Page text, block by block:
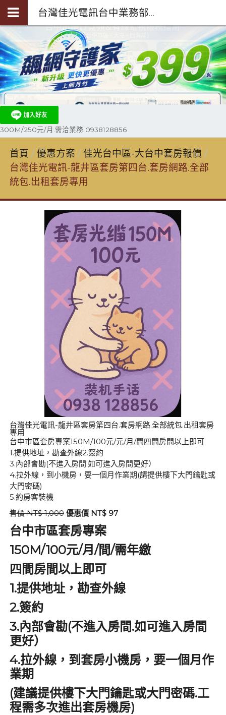
台灣佳光電訊台中業務部陳聖閎-第四台光纖裝機0938-128-856
300M/250元/月.需洽業務 0938128856
首頁 優惠方案
佳光台中區-大台中套房報價
台灣佳光電訊-龍井區套房第四台.套房網路.全部
統包.出租套房專用
台灣佳光電訊-龍井區套房第四台.套房網路.全部統包.出租套房
專用
台中市區套房專案150M/100元/元/月/間四間房間以上即可
1.提供地址，勘查外線2.簽約
3.內部會勘(不進入房間.如可進入房間更好）
4.拉外線，到小機房，要一個月作業期(請提供樓下大門鑰匙或
大門密碼)
5.約房客裝機
售價 NT$ 1,000 優惠價 NT$ 97
台中市區套房專案
150M/100元/月 /間/需年繳
四間房間以上即可
1.提供地址，勘查外線
2.簽約
3.內部會勘(不進入房間.如可進入房間
更好）
4.拉外線，到套房小機房，要一個月作
業期
(建議提供樓下大門鑰匙或大門密碼.工
程需多次進出套房機房)